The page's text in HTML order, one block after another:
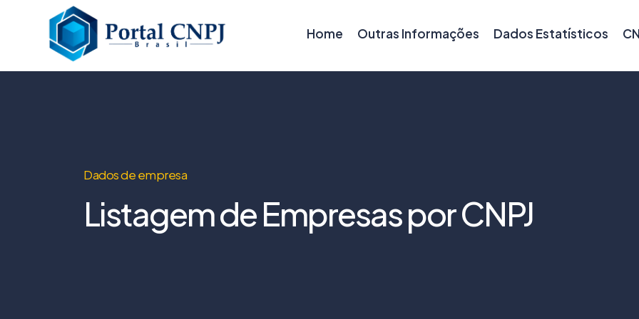
Home Outras Informações Dados Estatísticos
Dados de empresa
Listagem de Empresas por CNPJ